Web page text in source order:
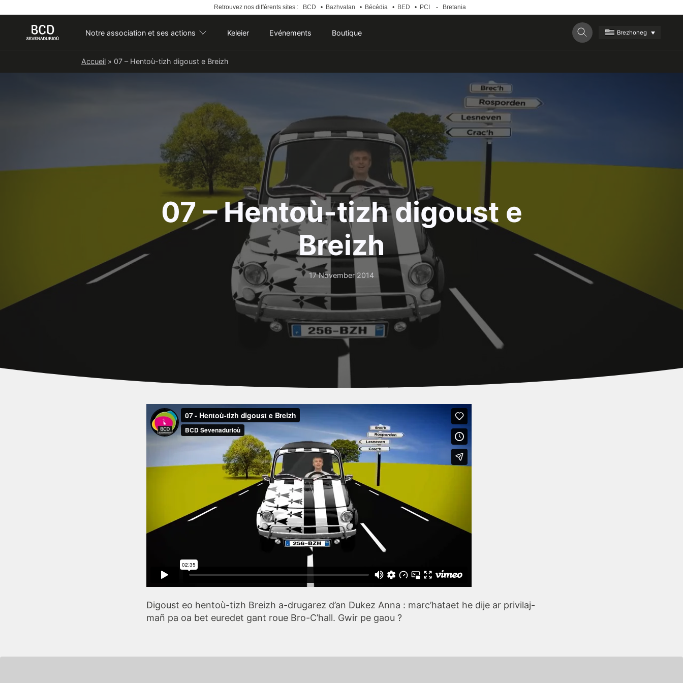
Retrouvez nos différents sites : BCD • Bazhvalan • Bécédia • BED • PCI - Bretania
Notre association et ses actions Keleier Evénements Boutique Brezhoneg
Accueil » 07 – Hentoù-tizh digoust e Breizh
07 – Hentoù-tizh digoust e
Breizh
17 November 2014
Digoust eo hentoù-tizh Breizh a-drugarez d’an Dukez Anna : marc’hataet he dije ar privilaj-
mañ pa oa bet euredet gant roue Bro-C’hall. Gwir pe gaou ?